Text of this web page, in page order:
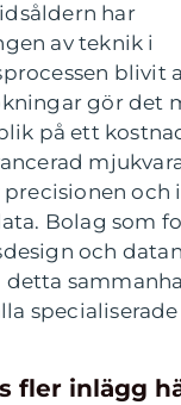
har
av teknik i
blivit
gör det
på ett
och
Bolag som
och
detta
fler inlägg